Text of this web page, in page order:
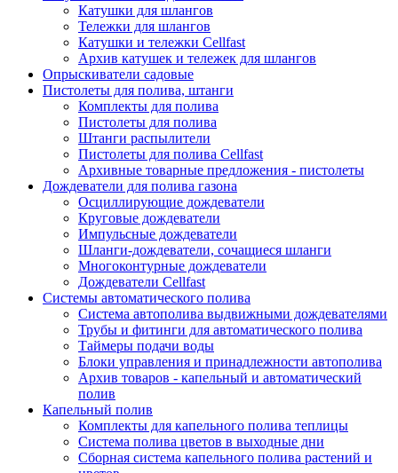
Катушки для шлангов
Тележки для шлангов
Катушки и тележки Cellfast
Архив катушек и тележек для шлангов
Опрыскиватели садовые
Пистолеты для полива, штанги
Комплекты для полива
Пистолеты для полива
Штанги распылители
Пистолеты для полива Cellfast
Архивные товарные предложения - пистолеты
Дождеватели для полива газона
Осциллирующие дождеватели
Круговые дождеватели
Импульсные дождеватели
Шланги-дождеватели, сочащиеся шланги
Многоконтурные дождеватели
Дождеватели Cellfast
Системы автоматического полива
Система автополива выдвижными дождевателями
Трубы и фитинги для автоматического полива
Таймеры подачи воды
Блоки управления и принадлежности автополива
Архив товаров - капельный и автоматический
полив
Капельный полив
Комплекты для капельного полива теплицы
Система полива цветов в выходные дни
Сборная система капельного полива растений и